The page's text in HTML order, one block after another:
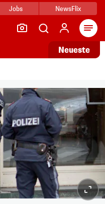
Jobs NewsFlix
Neueste